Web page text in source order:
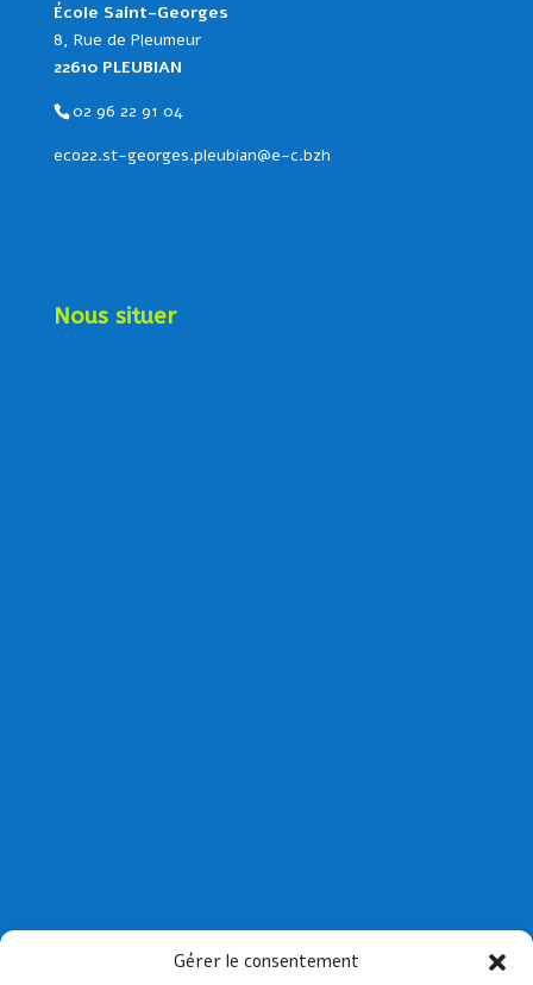
Gérer le consentement
École Saint-Georges
8, Rue de Pleumeur
22610 PLEUBIAN
02 96 22 91 04
eco22.st-georges.pleubian@e-c.bzh
Nous situer
Collège St Joseph de Paimpol